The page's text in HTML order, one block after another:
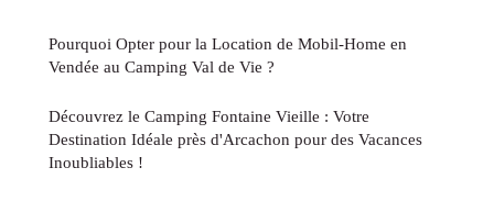
Pourquoi Opter pour la Location de Mobil-Home en
Vendée au Camping Val de Vie ?
Découvrez le Camping Fontaine Vieille : Votre
Destination Idéale près d'Arcachon pour des Vacances
Inoubliables !